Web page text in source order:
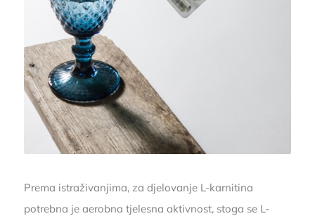
Prema istraživanjima, za djelovanje L-karnitina
potrebna je aerobna tjelesna aktivnost, stoga se L-